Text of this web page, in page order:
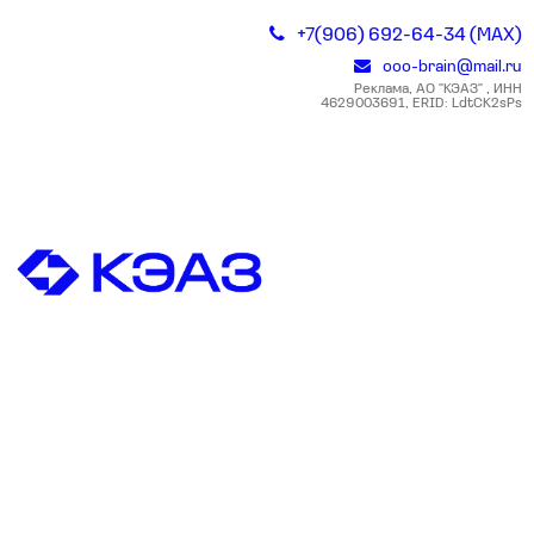
+7(906) 692-64-34 (MAX)
ooo-brain@mail.ru
Реклама, АО "КЭАЗ" , ИНН
4629003691, ERID: LdtCK2sPs